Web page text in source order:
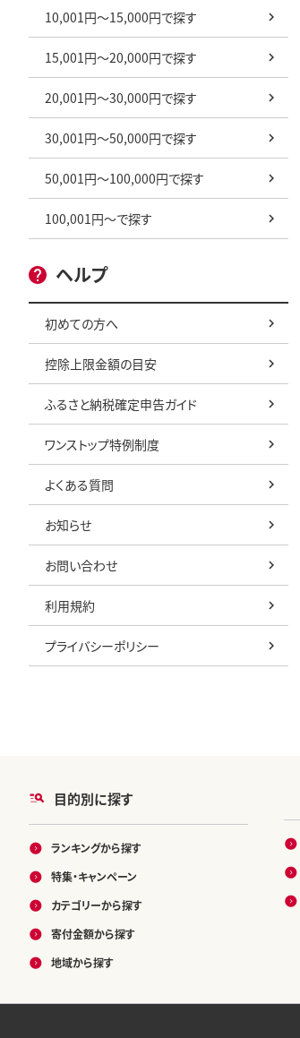
10,001円～15,000円で探す
15,001円～20,000円で探す
20,001円～30,000円で探す
30,001円～50,000円で探す
50,001円～100,000円で探す
100,001円～で探す
ヘルプ
初めての方へ
控除上限金額の目安
ふるさと納税確定申告ガイド
ワンストップ特例制度
よくある質問
お知らせ
お問い合わせ
利用規約
プライバシーポリシー
目的別に探す
ランキングから探す
特集・キャンペーン
カテゴリーから探す
寄付金額から探す
地域から探す